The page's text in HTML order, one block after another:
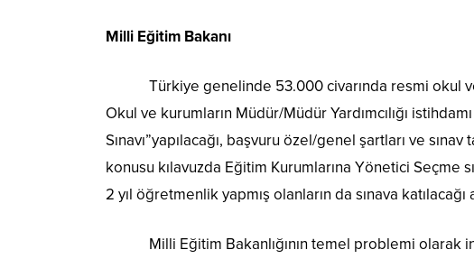
Milli Eğitim Bakanı
Türkiye genelinde 53.000 civarında resmi okul ve
Okul ve kurumların Müdür/Müdür Yardımcılığı
Sınavı”yapılacağı, başvuru özel/genel şartları ve
konusu kılavuzda Eğitim Kurumlarına Yönetici Seçme
2 yıl öğretmenlik yapmış olanların da sınava katılacağı
Milli Eğitim Bakanlığının temel problemi olarak